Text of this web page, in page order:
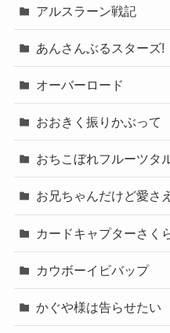
アルスラーン戦記
あんさんぶるスターズ!
オーバーロード
おおきく振りかぶって
おちこぼれフルーツタ
お兄ちゃんだけど愛さ
カードキャプターさく
カウボーイビバップ
かぐや様は告らせたい